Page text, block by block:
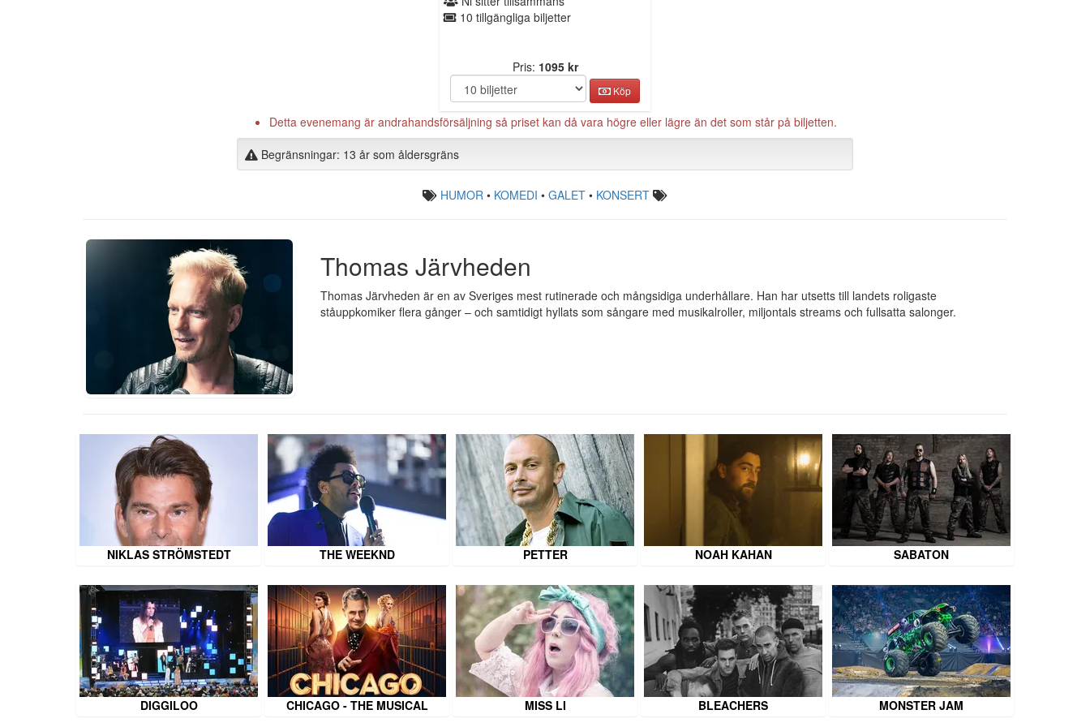
10 tillgängliga biljetter
Pris: 1095 kr
Köp
Detta evenemang är andrahandsförsäljning så priset kan då vara högre eller lägre än det som står på biljetten.
Begränsningar: 13 år som åldersgräns
HUMOR • KOMEDI • GALET • KONSERT
Thomas Järvheden
Thomas Järvheden är en av Sveriges mest rutinerade och mångsidiga underhållare. Han har utsetts till landets roligaste
ståuppkomiker flera gånger – och samtidigt hyllats som sångare med musikalroller, miljontals streams och fullsatta salonger.
NIKLAS STRÖMSTEDT THE WEEKND PETTER NOAH KAHAN SABATON
DIGGILOO CHICAGO - THE MUSICAL MISS LI BLEACHERS MONSTER JAM